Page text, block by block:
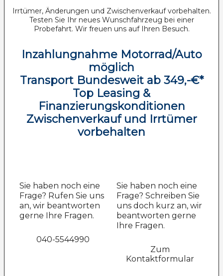
Irrtümer, Änderungen und Zwischenverkauf vorbehalten.
Testen Sie Ihr neues Wunschfahrzeug bei einer
Probefahrt. Wir freuen uns auf Ihren Besuch.
Inzahlungnahme Motorrad/Auto
möglich
Transport Bundesweit ab 349,-€*
Top Leasing &
Finanzierungskonditionen
Zwischenverkauf und Irrtümer
vorbehalten
Sie haben noch eine
Frage? Rufen Sie uns
an, wir beantworten
gerne Ihre Fragen.
040-5544990
Sie haben noch eine
Frage? Schreiben Sie
uns doch kurz an, wir
beantworten gerne
Ihre Fragen.
Zum
Kontaktformular